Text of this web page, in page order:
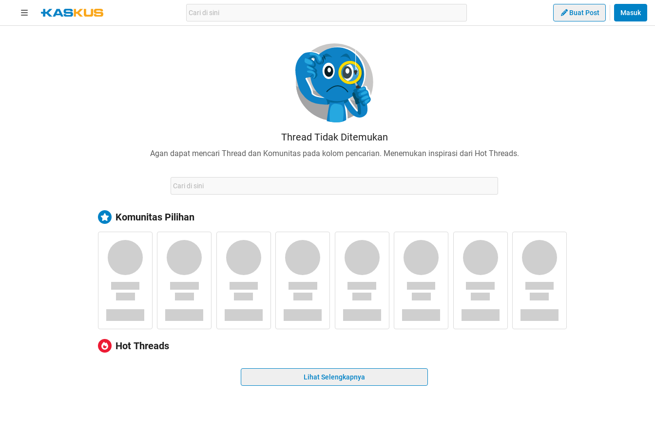
Buat Post Masuk
Thread Tidak Ditemukan
Agan dapat mencari Thread dan Komunitas pada kolom pencarian. Menemukan inspirasi dari Hot Threads.
Komunitas Pilihan
Hot Threads
Lihat Selengkapnya